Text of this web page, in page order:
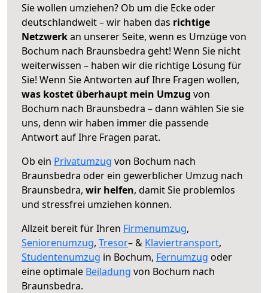
Sie wollen umziehen? Ob um die Ecke oder
deutschlandweit – wir haben das richtige
Netzwerkan unserer Seite, wenn es Umzüge von
Bochum nach Braunsbedra geht! Wenn Sie nicht
weiterwissen – haben wir die richtige Lösung für
Sie! Wenn Sie Antworten auf Ihre Fragen wollen,
was kostet überhaupt mein Umzug von
Bochum nach Braunsbedra – dann wählen Sie sie
uns, denn wir haben immer die passende
Antwort auf Ihre Fragen parat.
Ob ein Privatumzug von Bochum nach
Braunsbedra oder ein gewerblicher Umzug nach
Braunsbedra, wir helfen, damit Sie problemlos
und stressfrei umziehen können.
Allzeit bereit für Ihren Firmenumzug,
Seniorenumzug, Tresor– & Klaviertransport,
Studentenumzug in Bochum, Fernumzug oder
eine optimale Beiladung von Bochum nach
Braunsbedra.